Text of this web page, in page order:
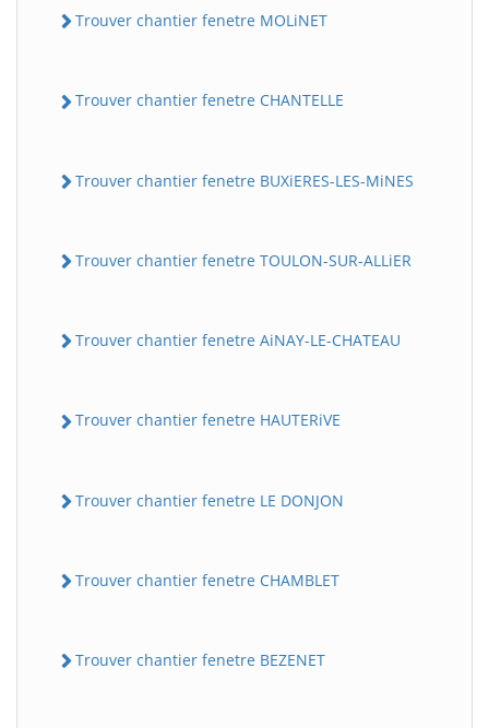
Trouver chantier fenetre MOLiNET
Trouver chantier fenetre CHANTELLE
Trouver chantier fenetre BUXiERES-LES-MiNES
Trouver chantier fenetre TOULON-SUR-ALLiER
Trouver chantier fenetre AiNAY-LE-CHATEAU
Trouver chantier fenetre HAUTERiVE
Trouver chantier fenetre LE DONJON
Trouver chantier fenetre CHAMBLET
Trouver chantier fenetre BEZENET